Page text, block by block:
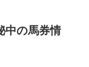
の馬券情